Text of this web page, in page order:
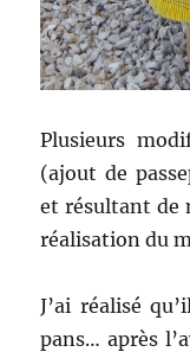
Plusieurs
(ajout de
et résultant de
réalisation du
J’ai réalisé
pans… après